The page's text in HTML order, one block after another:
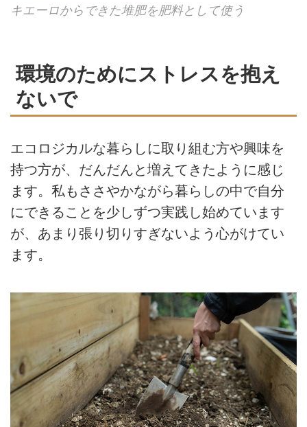
キエーロからできた堆肥を肥料として使う
環境のためにストレスを抱え
ないで
エコロジカルな暮らしに取り組む方や興味を
持つ方が、だんだんと増えてきたように感じ
ます。私もささやかながら暮らしの中で自分
にできることを少しずつ実践し始めています
が、あまり張り切りすぎないよう心がけてい
ます。